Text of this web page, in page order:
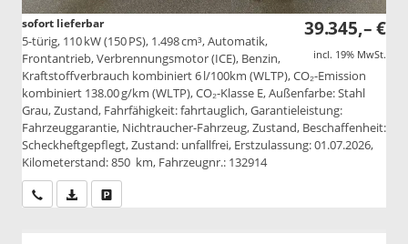
39.345,– €
incl. 19% MwSt.
sofort lieferbar
5-türig, 110 kW (150 PS), 1.498 cm³, Automatik,
Frontantrieb, Verbrennungsmotor (ICE), Benzin,
Kraftstoffverbrauch kombiniert 6 l/100km (WLTP), CO₂-Emission
kombiniert 138.00 g/km (WLTP), CO₂-Klasse E, Außenfarbe: Stahl
Grau, Zustand, Fahrfähigkeit: fahrtauglich, Garantieleistung:
Fahrzeuggarantie, Nichtraucher-Fahrzeug, Zustand, Beschaffenheit:
Scheckheftgepflegt, Zustand: unfallfrei, Erstzulassung: 01.07.2026,
Kilometerstand: 850 km, Fahrzeugnr.: 132914
Wir rufen Sie anPDF-Datei, Fahrzeugexposé drucken